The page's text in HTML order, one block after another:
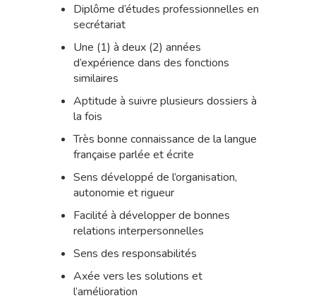
Diplôme d’études professionnelles en
secrétariat
Une (1) à deux (2) années
d’expérience dans des fonctions
similaires
Aptitude à suivre plusieurs dossiers à
la fois
Très bonne connaissance de la langue
française parlée et écrite
Sens développé de l’organisation,
autonomie et rigueur
Facilité à développer de bonnes
relations interpersonnelles
Sens des responsabilités
Axée vers les solutions et
l’amélioration